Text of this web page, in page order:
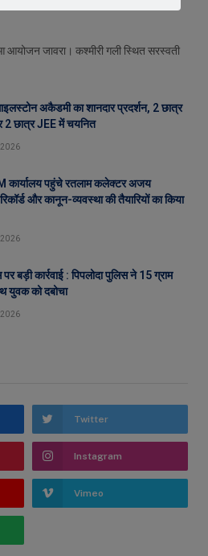
आयोजन जावरा। कश्मीरी गली स्थित सरस्वती
अकैडमी का शानदार प्रदर्शन, 2 छात्र
2 छात्र JEE में चयनित
2026
कार्यालय पहुंचे रतलाम कलेक्टर अजय
और कानून-व्यवस्था की तैयारियों का किया
2026
बड़ी कार्रवाई : पिपलोदा पुलिस ने 15 ग्राम
युवक को दबोचा
2026
Twitter
Instagram
Vimeo